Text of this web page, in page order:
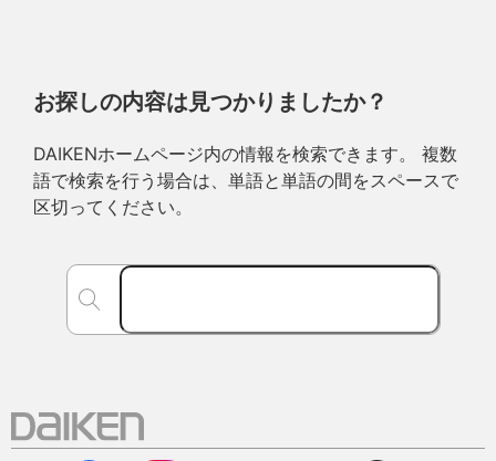
お探しの内容は見つかりましたか？
DAIKENホームページ内の情報を検索できます。 複数
語で検索を行う場合は、単語と単語の間をスペースで
区切ってください。